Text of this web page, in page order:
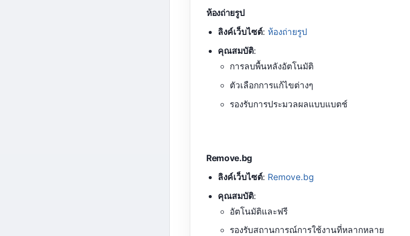
ห้องถ่ายรูป
ลิงค์เว็บไซต์: ห้องถ่ายรูป
คุณสมบัติ:
การลบพื้นหลังอัตโนมัติ
ตัวเลือกการแก้ไขต่างๆ
รองรับการประมวลผลแบบแบตช์
Remove.bg
ลิงค์เว็บไซต์: Remove.bg
คุณสมบัติ:
อัตโนมัติและฟรี
รองรับสถานการณ์การใช้งานที่หลากหลาย